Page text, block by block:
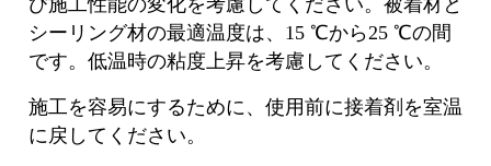
び施⼯性能の変化を考慮してください。被着材と
シーリング材の最適温度は、15 ℃から25 ℃の間
です。低温時の粘度上昇を考慮してください。
施⼯を容易にするために、使⽤前に接着剤を室温
に戻してください。